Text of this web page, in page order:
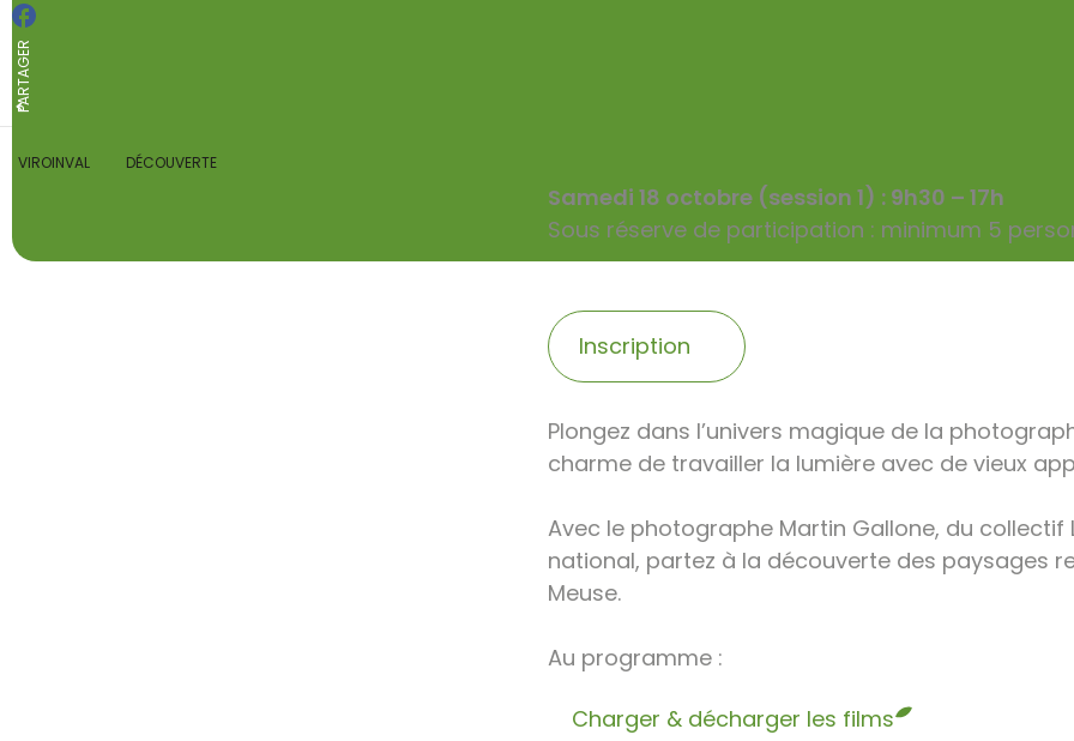
PARTAGER
Facebook
VIROINVAL DÉCOUVERTE
Samedi 18 octobre (session 1) : 9h30 – 17h
Sous réserve de participation : minimum 5
Inscription
Plongez dans l’univers magique de la
charme de travailler la lumière avec de vieux
Avec le photographe Martin Gallone, du collectif
national, partez à la découverte des paysages
Meuse.
Au programme :
Charger & décharger les films